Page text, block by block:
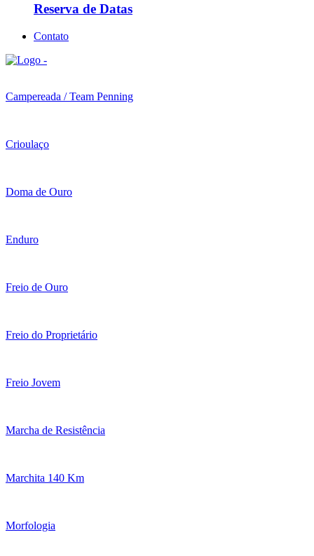
Reserva de Datas
Contato
Campereada / Team Penning
Crioulaço
Doma de Ouro
Enduro
Freio de Ouro
Freio do Proprietário
Freio Jovem
Marcha de Resistência
Marchita 140 Km
Morfologia